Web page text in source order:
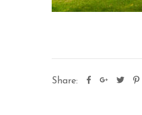
Share: